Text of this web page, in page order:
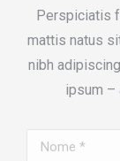
Perspiciatis
mattis natus
nibh
ipsum –
Nome *